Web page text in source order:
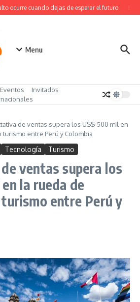
ocurre cuando dejas de esperar el futuro El
Menu
Eventos
Invitados
de ventas supera los US$ 500 mil en
entre Perú y Colombia
Tecnología Turismo
ventas supera los
la rueda de
entre Perú y